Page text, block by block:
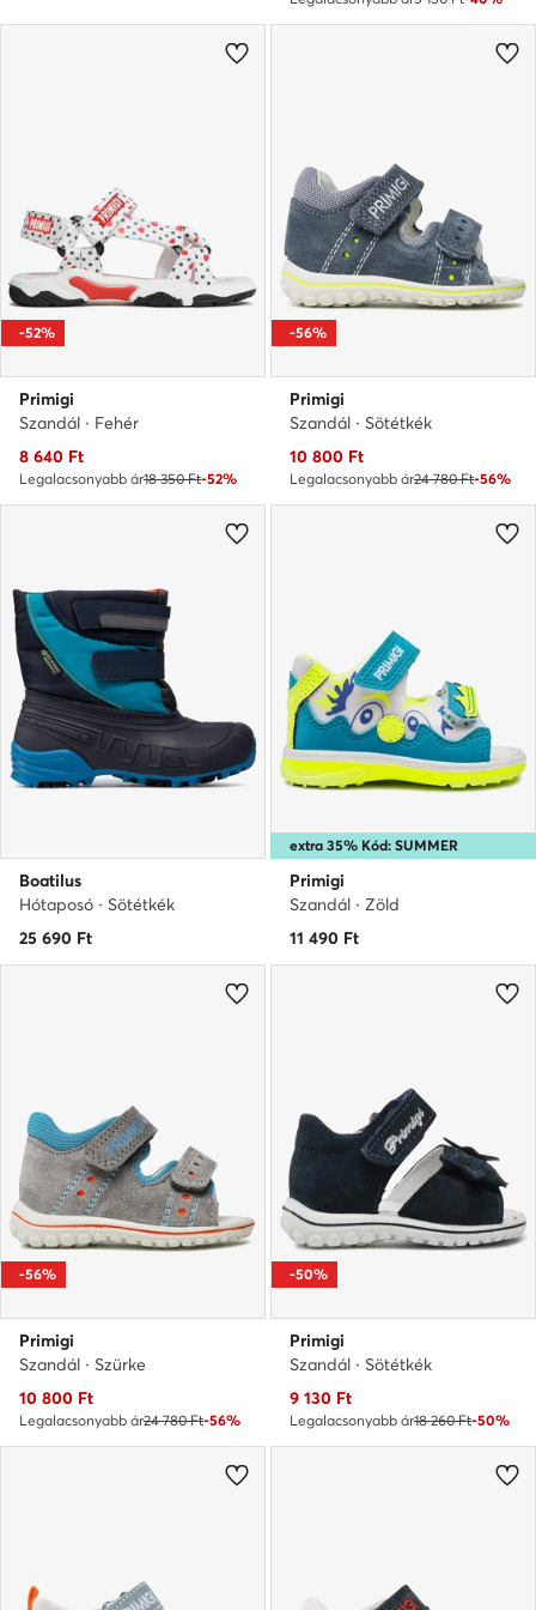
-52%
Primigi
Szandál · Fehér
Aktuális ár
8 640 Ft
Legalacsonyabb ár18 350 Ft-52%
-56%
Primigi
Szandál · Sötétkék
Aktuális ár
10 800 Ft
Legalacsonyabb ár24 780 Ft-56%
Boatilus
Hótaposó · Sötétkék
25 690 Ft
extra 35% Kód: SUMMER
Primigi
Szandál · Zöld
11 490 Ft
-56%
Primigi
Szandál · Szürke
Aktuális ár
10 800 Ft
Legalacsonyabb ár24 780 Ft-56%
-50%
Primigi
Szandál · Sötétkék
Aktuális ár
9 130 Ft
Legalacsonyabb ár18 260 Ft-50%